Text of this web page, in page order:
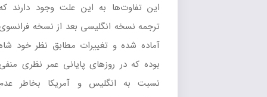
این تفاوت‌ها به این علت وجود دارند که
ترجمه نسخه انگلیسی بعد از نسخه فرانسوی
آماده شده و تغییرات مطابق نظر خود شاه
بوده که در روزهای پایانی عمر نظری منفی
نسبت به انگلیس و آمریکا بخاطر عدم